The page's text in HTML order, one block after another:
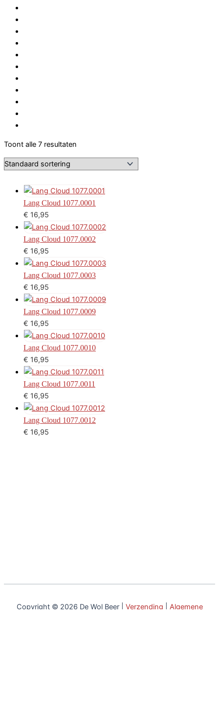
Toont alle 7 resultaten
Lang Cloud 1077.0001
€ 16,95
Lang Cloud 1077.0002
€ 16,95
Lang Cloud 1077.0003
€ 16,95
Lang Cloud 1077.0009
€ 16,95
Lang Cloud 1077.0010
€ 16,95
Lang Cloud 1077.0011
€ 16,95
Lang Cloud 1077.0012
€ 16,95
Copyright © 2026 De Wol Beer | Verzending
Algemene